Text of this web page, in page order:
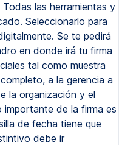
las herramientas y
Seleccionarlo para
Se te pedirá
en donde irá tu firma
tal como muestra
a la gerencia a
la organización y el
de la firma es
de fecha tiene que
debe ir